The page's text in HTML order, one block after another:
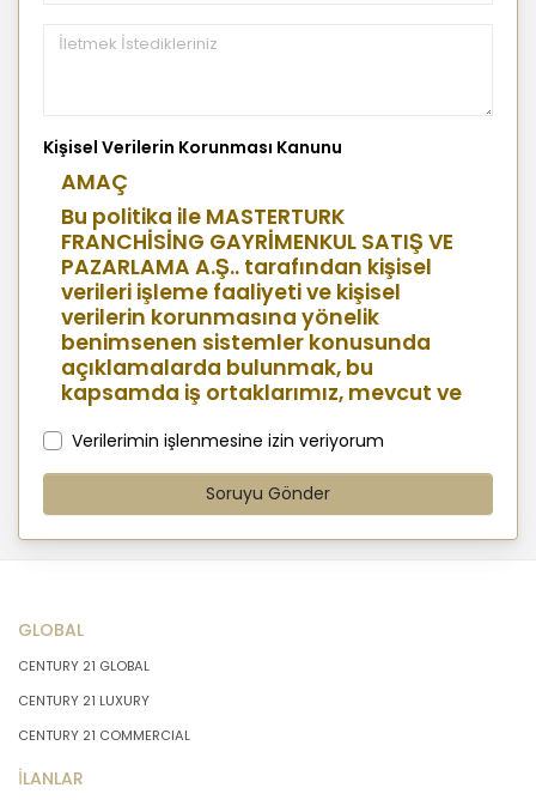
Kişisel Verilerin Korunması Kanunu
AMAÇ
Bu politika ile MASTERTURK
FRANCHİSİNG GAYRİMENKUL SATIŞ VE
PAZARLAMA A.Ş.. tarafından kişisel
verileri işleme faaliyeti ve kişisel
verilerin korunmasına yönelik
benimsenen sistemler konusunda
açıklamalarda bulunmak, bu
kapsamda iş ortaklarımız, mevcut ve
potansiyel müşterilerimiz, şirket
hissedarlarımız, ziyaretçilerimiz ve
üçüncü kişiler başta olmak üzer kişisel
verileri şirketimiz tarafından işlenen
kişilerin bilgilendirilerek şeffaflığın
sağlanması amaçlanmaktadır.
KİŞİSEL VERİLERİN İŞLENMESİ İLKELERİ
KVKK’ya uyumluluğun sağlanması için
MASTERTURK FRANCHİSİNG
A.Ş. tarafından kişisel veriler
mevzuatta öngörülen genel ilke ve
Verilerimin işlenmesine izin veriyorum
Soruyu Gönder
GLOBAL
CENTURY 21 GLOBAL
CENTURY 21 LUXURY
CENTURY 21 COMMERCIAL
İLANLAR